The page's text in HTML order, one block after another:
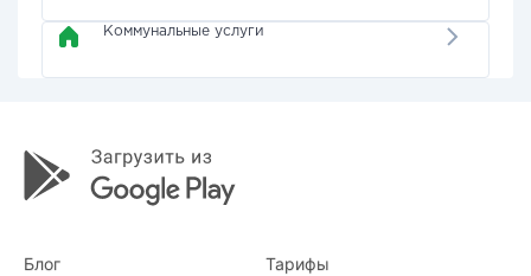
Коммунальные услуги
Блог Тарифы